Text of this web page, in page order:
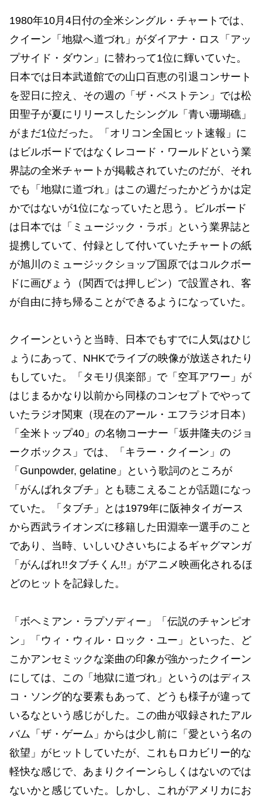
1980年10月4日付の全米シングル・チャートでは、
クイーン「地獄へ道づれ」がダイアナ・ロス「アッ
プサイド・ダウン」に替わって1位に輝いていた。
日本では日本武道館での山口百恵の引退コンサート
を翌日に控え、その週の「ザ・ベストテン」では松
田聖子が夏にリリースしたシングル「青い珊瑚礁」
がまだ1位だった。「オリコン全国ヒット速報」に
はビルボードではなくレコード・ワールドという業
界誌の全米チャートが掲載されていたのだが、それ
でも「地獄に道づれ」はこの週だったかどうかは定
かではないが1位になっていたと思う。ビルボード
は日本では「ミュージック・ラボ」という業界誌と
提携していて、付録として付いていたチャートの紙
が旭川のミュージックショップ国原ではコルクボー
ドに画びょう（関西では押しピン）で設置され、客
が自由に持ち帰ることができるようになっていた。
クイーンというと当時、日本でもすでに人気はひじ
ょうにあって、NHKでライブの映像が放送されたり
もしていた。「タモリ倶楽部」で「空耳アワー」が
はじまるかなり以前から同様のコンセプトでやって
いたラジオ関東（現在のアール・エフラジオ日本）
「全米トップ40」の名物コーナー「坂井隆夫のジョ
ークボックス」では、「キラー・クイーン」の
「Gunpowder, gelatine」という歌詞のところが
「がんばれタブチ」とも聴こえることが話題になっ
ていた。「タブチ」とは1979年に阪神タイガース
から西武ライオンズに移籍した田淵幸一選手のこと
であり、当時、いしいひさいちによるギャグマンガ
「がんばれ!!タブチくん!!」がアニメ映画化されるほ
どのヒットを記録した。
「ボヘミアン・ラプソディー」「伝説のチャンピオ
ン」「ウィ・ウィル・ロック・ユー」といった、ど
こかアンセミックな楽曲の印象が強かったクイーン
にしては、この「地獄に道づれ」というのはディス
コ・ソング的な要素もあって、どうも様子が違って
いるなという感じがした。この曲が収録されたアル
バム「ザ・ゲーム」からは少し前に「愛という名の
欲望」がヒットしていたが、これもロカビリー的な
軽快な感じで、あまりクイーンらしくはないのでは
ないかと感じていた。しかし、これがアメリカにお